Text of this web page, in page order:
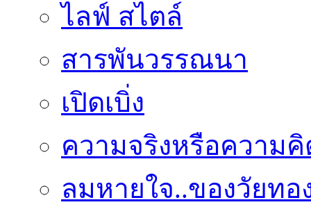
ไลฟ์ สไตล์
สารพันวรรณนา
เปิดเบิ่ง
ความจริงหรือความ
ลมหายใจ..ของวัยทอ